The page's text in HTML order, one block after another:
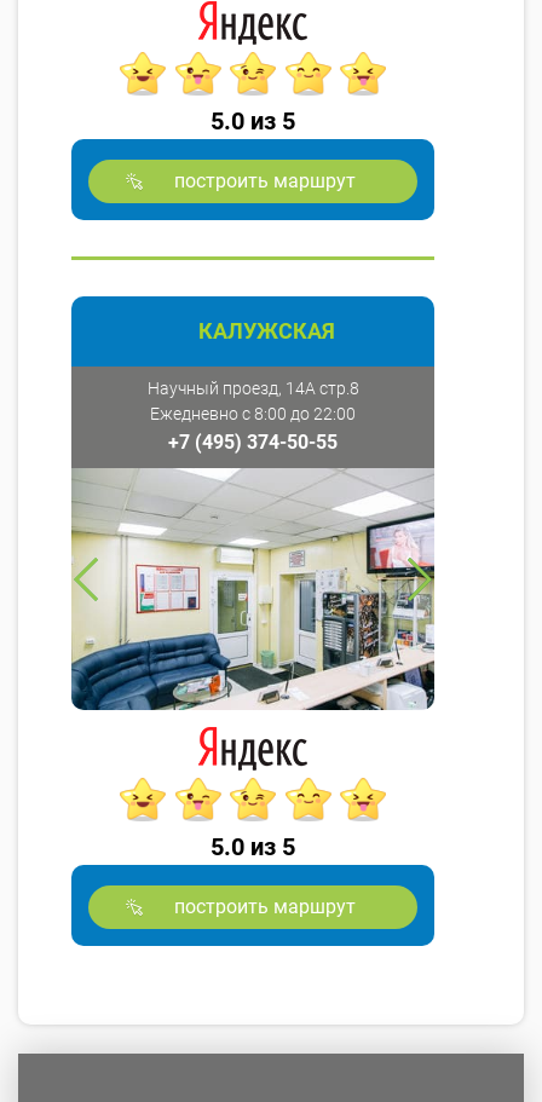
5.0 из 5
построить маршрут
КАЛУЖСКАЯ
Научный проезд, 14А стр.8
Ежедневно с 8:00 до 22:00
+7 (495) 374-50-55
5.0 из 5
построить маршрут